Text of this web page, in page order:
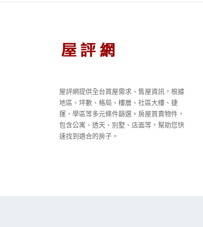
屋評網提供全台買屋需求、售屋資訊，根據
地區、坪數、格局、樓層、社區大樓、捷
運、學區等多元條件篩選。房屋買賣物件，
包含公寓、透天、別墅、店面等，幫助您快
速找到適合的房子。